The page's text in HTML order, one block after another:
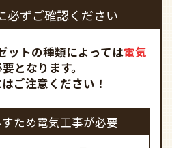
必ずご確認ください
ットの種類によっては電気
となります。
ご注意ください！
ため電気工事が必要